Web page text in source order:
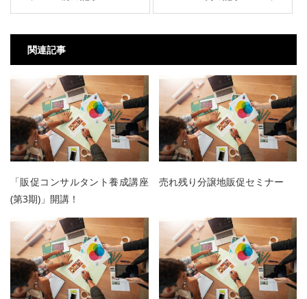
関連記事
「販促コンサルタント養成講座
(第3期)」開講！
売れ残り分譲地販促セミナー